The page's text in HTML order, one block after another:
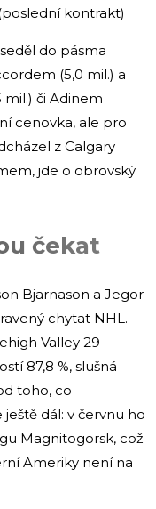
kontrakt)
do pásma
(5,0 mil.) a
či Adinem
cenovka, ale pro
z Calgary
jde o obrovský
čekat
Bjarnason a Jegor
chytat NHL.
Valley 29
87,8 %, slušná
toho, co
dál: v červnu ho
Magnitogorsk, což
Ameriky není na